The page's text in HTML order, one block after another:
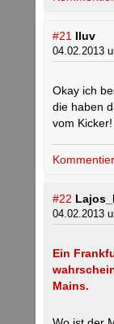
#21 Iluv
04.02.2013
Okay ich
die haben
vom
#22
04.02.2013
Ein
Mains.